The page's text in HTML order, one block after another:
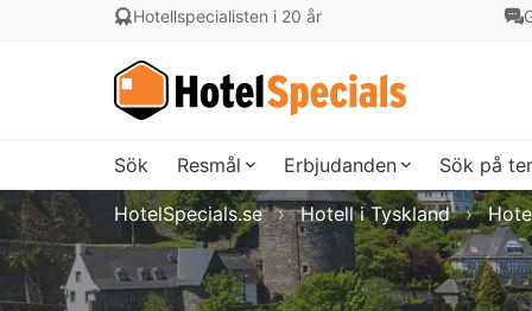
Hotellspecialisten i 20 år
Sök Resmål Erbjudanden Sök på
HotelSpecials.se Hotell i Tyskland